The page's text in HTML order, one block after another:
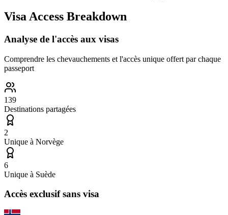
Visa Access Breakdown
Analyse de l'accès aux visas
Comprendre les chevauchements et l'accès unique offert par chaque
passeport
139
Destinations partagées
2
Unique à Norvège
6
Unique à Suède
Accès exclusif sans visa